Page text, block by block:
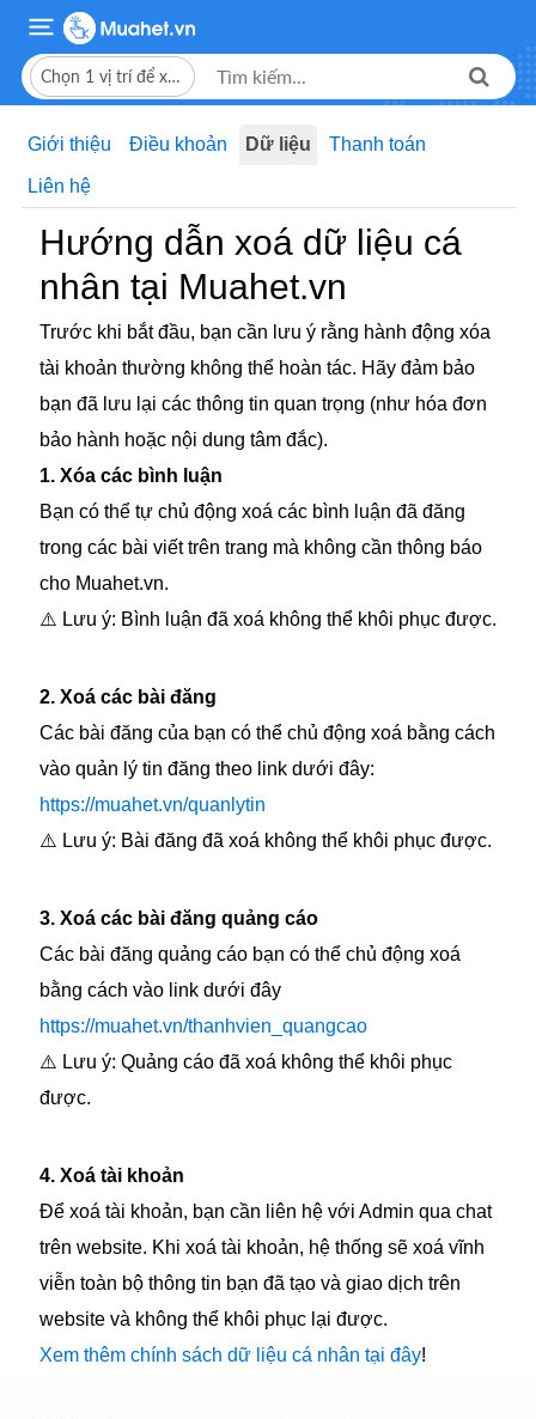
Chọn 1 vị trí để xem giá bán
Giới thiệu Điều khoản Dữ liệu Thanh toán
Liên hệ
Hướng dẫn xoá dữ liệu cá
nhân tại Muahet.vn
Trước khi bắt đầu, bạn cần lưu ý rằng hành động xóa
tài khoản thường không thể hoàn tác. Hãy đảm bảo
bạn đã lưu lại các thông tin quan trọng (như hóa đơn
bảo hành hoặc nội dung tâm đắc).
1. Xóa các bình luận
Bạn có thể tự chủ động xoá các bình luận đã đăng
trong các bài viết trên trang mà không cần thông báo
cho Muahet.vn.
⚠️ Lưu ý: Bình luận đã xoá không thể khôi phục được.
2. Xoá các bài đăng
Các bài đăng của bạn có thể chủ động xoá bằng cách
vào quản lý tin đăng theo link dưới đây:
https://muahet.vn/quanlytin
⚠️ Lưu ý: Bài đăng đã xoá không thể khôi phục được.
3. Xoá các bài đăng quảng cáo
Các bài đăng quảng cáo bạn có thể chủ động xoá
bằng cách vào link dưới đây
https://muahet.vn/thanhvien_quangcao
⚠️ Lưu ý: Quảng cáo đã xoá không thể khôi phục
được.
4. Xoá tài khoản
Để xoá tài khoản, bạn cần liên hệ với Admin qua chat
trên website. Khi xoá tài khoản, hệ thống sẽ xoá vĩnh
viễn toàn bộ thông tin bạn đã tạo và giao dịch trên
website và không thể khôi phục lại được.
Xem thêm chính sách dữ liệu cá nhân tại đây!